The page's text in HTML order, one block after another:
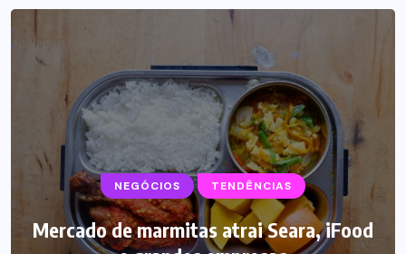
NEGÓCIOS TENDÊNCIAS
Mercado de marmitas atrai Seara, iFood